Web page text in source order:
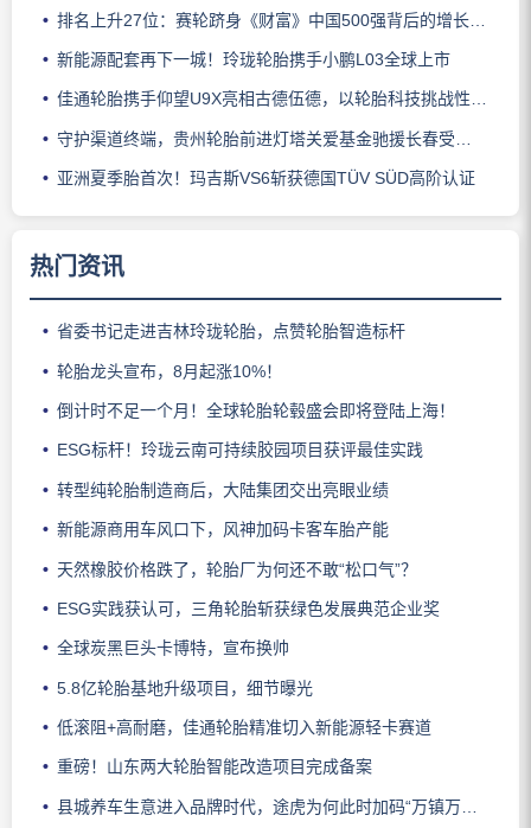
排名上升27位：赛轮跻身《财富》中国500强背后的增长逻辑
新能源配套再下一城！玲珑轮胎携手小鹏L03全球上市
佳通轮胎携手仰望U9X亮相古德伍德，以轮胎科技挑战性能边界
守护渠道终端，贵州轮胎前进灯塔关爱基金驰援长春受灾门店
亚洲夏季胎首次！玛吉斯VS6斩获德国TÜV SÜD高阶认证
热门资讯
省委书记走进吉林玲珑轮胎，点赞轮胎智造标杆
轮胎龙头宣布，8月起涨10%！
倒计时不足一个月！全球轮胎轮毂盛会即将登陆上海！
ESG标杆！玲珑云南可持续胶园项目获评最佳实践
转型纯轮胎制造商后，大陆集团交出亮眼业绩
新能源商用车风口下，风神加码卡客车胎产能
天然橡胶价格跌了，轮胎厂为何还不敢“松口气”？
ESG实践获认可，三角轮胎斩获绿色发展典范企业奖
全球炭黑巨头卡博特，宣布换帅
5.8亿轮胎基地升级项目，细节曝光
低滚阻+高耐磨，佳通轮胎精准切入新能源轻卡赛道
重磅！山东两大轮胎智能改造项目完成备案
县城养车生意进入品牌时代，途虎为何此时加码“万镇万店”？